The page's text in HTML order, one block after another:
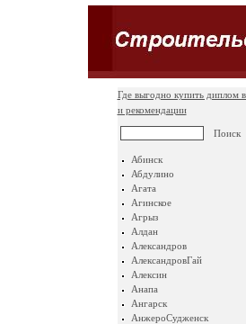
Где выгодно купить диплом
и рекомендации
Абинск
Абдулино
Агата
Агинское
Агрыз
Алдан
Александров
АлександровГай
Алексин
Анапа
Ангарск
АнжероСудженск